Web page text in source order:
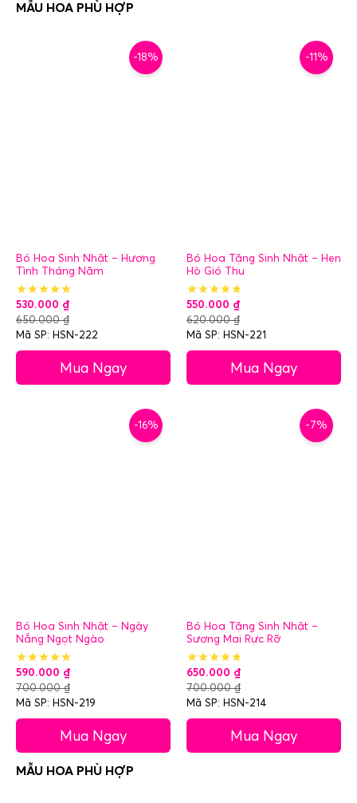
-18%
Bó Hoa Sinh Nhật – Hương
Tình Tháng Năm
530.000 ₫
650.000₫
Mã SP: HSN-222
Mua Ngay
-11%
Bó Hoa Tặng Sinh Nhật – Hẹn
Hò Gió Thu
550.000 ₫
620.000₫
Mã SP: HSN-221
Mua Ngay
-16%
Bó Hoa Sinh Nhật – Ngày
Nắng Ngọt Ngào
590.000 ₫
700.000₫
Mã SP: HSN-219
Mua Ngay
-7%
Bó Hoa Tặng Sinh Nhật –
Sương Mai Rực Rỡ
650.000 ₫
700.000₫
Mã SP: HSN-214
Mua Ngay